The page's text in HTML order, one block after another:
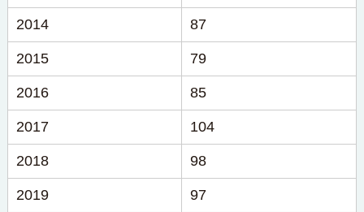
2014 87
2015 79
2016 85
2017 104
2018 98
2019 97